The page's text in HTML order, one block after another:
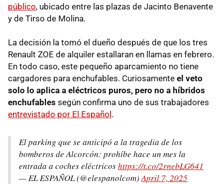
público, ubicado entre las plazas de Jacinto Benavente
y de Tirso de Molina.
La decisión la tomó el dueño después de que los tres
Renault ZOE de alquiler estallaran en llamas en febrero.
En todo caso, este pequeño aparcamiento no tiene
cargadores para enchufables. Curiosamente el veto
solo lo aplica a eléctricos puros, pero no a híbridos
enchufables según confirma uno de sus trabajadores
entrevistado por El Español.
El parking que se anticipó a la tragedia de los
bomberos de Alcorcón: prohíbe hace un mes la
entrada a coches eléctricoshttps://t.co/2rnebLG641
— EL ESPAÑOL (@elespanolcom) April 7, 2025